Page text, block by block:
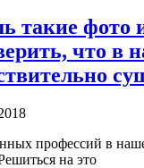
такие фото
что в
профессий в
на это